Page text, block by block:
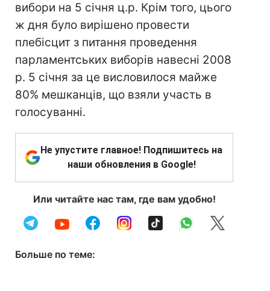
вибори на 5 січня ц.р. Крім того, цього
ж дня було вирішено провести
плебісцит з питання проведення
парламентських виборів навесні 2008
р. 5 січня за це висловилося майже
80% мешканців, що взяли участь в
голосуванні.
Не упустите главное! Подпишитесь на
наши обновления в Google!
Или читайте нас там, где вам удобно!
Больше по теме: